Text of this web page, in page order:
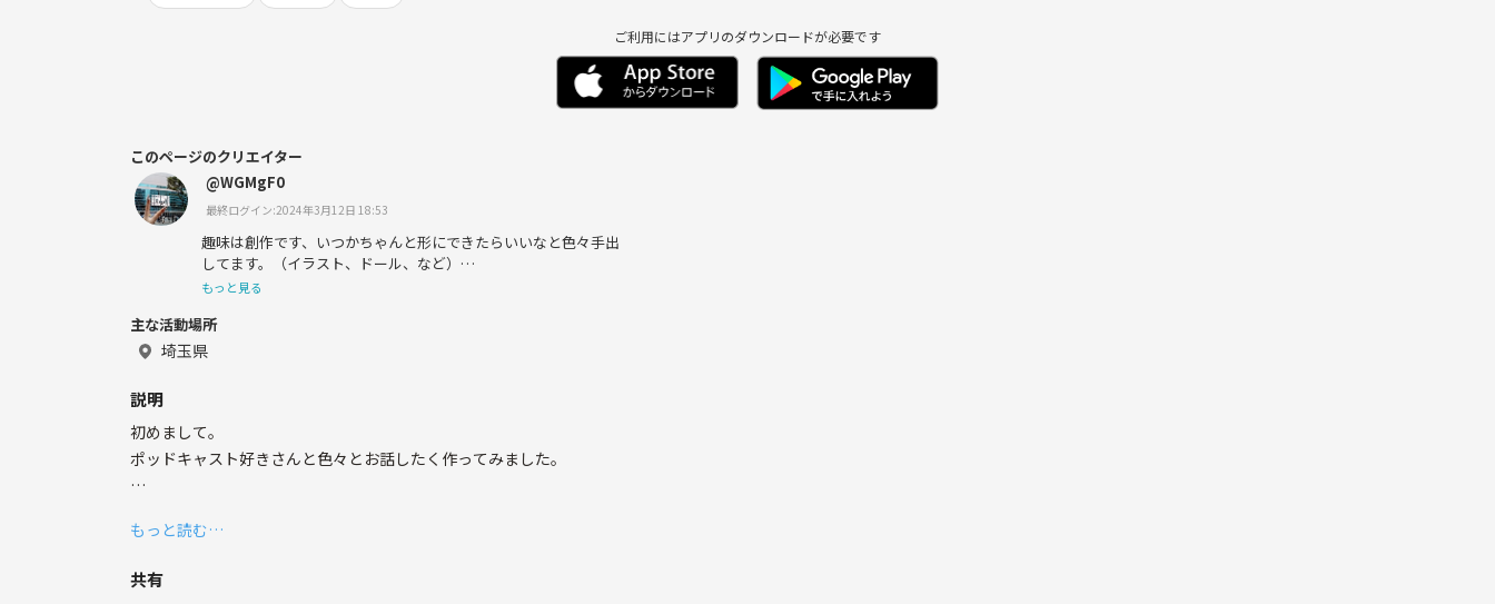
ご利用にはアプリのダウンロードが必要です
このページのクリエイター
@WGMgF0
最終ログイン:2024年3月12日 18:53
趣味は創作です、いつかちゃんと形にできたらいいなと色々手出
してます。（イラスト、ドール、など）
話せる友達が欲しいなと思い登録しました。
これからもライブ行きまくります、あとインディーズのV系ライブ
もっと見る
主な活動場所
埼玉県
説明
初めまして。
ポッドキャスト好きさんと色々とお話したく作ってみました。
特に月曜トッキンマッシュが好きです。
もっと読む…
共有